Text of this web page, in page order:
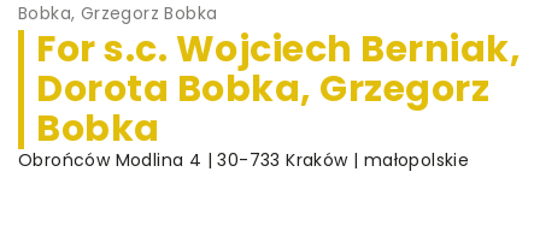
Bobka, Grzegorz Bobka
For s.c. Wojciech Berniak,
Dorota Bobka, Grzegorz
Bobka
Obrońców Modlina 4 | 30-733 Kraków | małopolskie